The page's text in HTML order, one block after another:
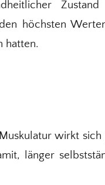
Zustand
höchsten
hatten.
wirkt
länger